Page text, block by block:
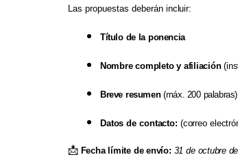
Las propuestas deberán incluir:
Título de la ponencia
Nombre completo y afiliación
Breve resumen (máx. 200 palabras)
Datos de contacto: (correo
📩 Fecha límite de envío: 31 de octubre de